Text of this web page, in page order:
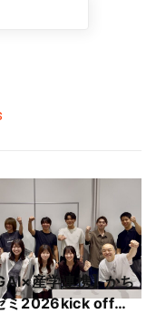
産学連携】かち
ミ2026kick off